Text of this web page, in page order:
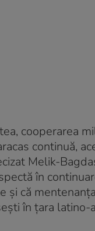
cooperarea
continuă,
Melik-
în
și că
în țara latino-